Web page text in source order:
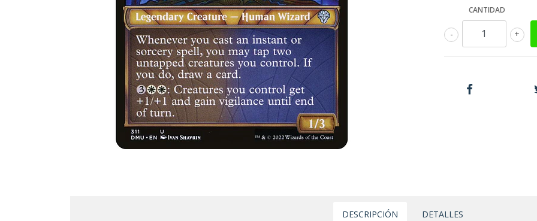
CANTIDAD
+
-
DESCRIPCIÓN DETALLES